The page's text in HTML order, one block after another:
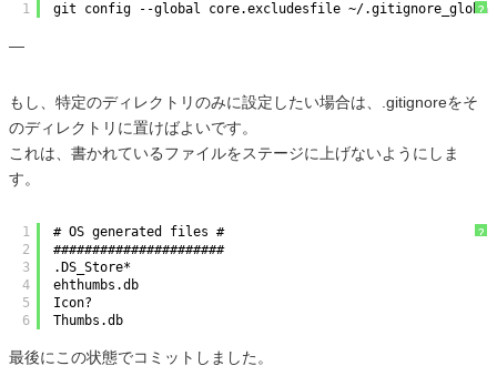
?
1 git config --global core.excludesfile ~/.gitignore_global
—
もし、特定のディレクトリのみに設定したい場合は、.gitignoreをそ
のディレクトリに置けばよいです。
これは、書かれているファイルをステージに上げないようにしま
す。
?
1
2
3
4
5
6
# OS generated files #
######################
.DS_Store*
ehthumbs.db
Icon?
Thumbs.db
最後にこの状態でコミットしました。